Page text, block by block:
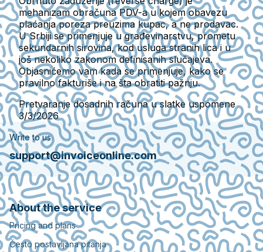
mehanizam obračuna PDV-a u kojem obavezu
plaćanja poreza preuzima kupac, a ne prodavac.
U Srbiji se primenjuje u građevinarstvu, prometu
sekundarnih sirovina, kod usluga stranih lica i u
još nekoliko zakonom definisanih slučajeva.
Objasnićemo vam kada se primenjuje, kako se
pravilno fakturiše i na šta obratiti pažnju.
Pretvaranje dosadnih računa u slatke uspomene
3/3/2026
Write to us
support@invoiceonline.com
About the service
Pricing and plans
Često postavljana pitanja